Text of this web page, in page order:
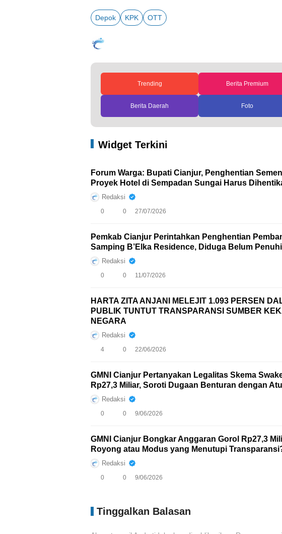
Depok KPK OTT
Trending Berita Premium
Berita Daerah Foto
Widget Terkini
Forum Warga: Bupati Cianjur, Penghentian
Proyek Hotel di Sempadan Sungai Harus
Redaksi
0 0 27/07/2026
Pemkab Cianjur Perintahkan Penghentian
Samping B’Elka Residence, Diduga Belum
Redaksi
0 0 11/07/2026
HARTA ZITA ANJANI MELEJIT 1.093 PERSEN
PUBLIK TUNTUT TRANSPARANSI SUMBER
NEGARA
Redaksi
4 0 22/06/2026
GMNI Cianjur Pertanyakan Legalitas Skema
Rp27,3 Miliar, Soroti Dugaan Benturan dengan
Redaksi
0 0 9/06/2026
GMNI Cianjur Bongkar Anggaran Gorol Rp27,3
Royong atau Modus yang Menutupi
Redaksi
0 0 9/06/2026
Tinggalkan Balasan